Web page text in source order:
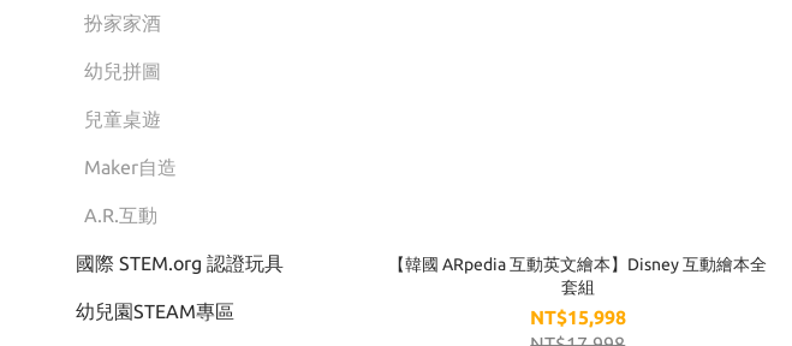
扮家家酒
幼兒拼圖
兒童桌遊
Maker自造
A.R.互動
國際 STEM.org 認證玩具
幼兒園STEAM專區
【韓國 ARpedia 互動英文繪本】Disney 互動繪本全
套組
NT$15,998